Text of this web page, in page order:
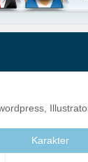
Karakter